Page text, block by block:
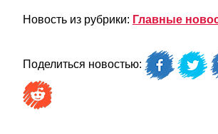
Новость из рубрики: Главные
Поделиться новостью: